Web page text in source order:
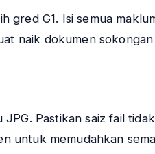
gred G1. Isi semua
naik dokumen
Pastikan saiz fail
untuk memudahkan